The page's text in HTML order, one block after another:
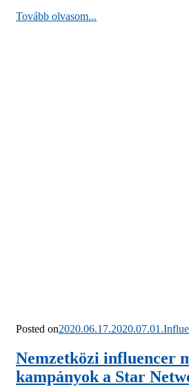
Tovább olvasom...
Posted on2020.06.17.2020.07.01.
Nemzetközi influencer
kampányok a Star